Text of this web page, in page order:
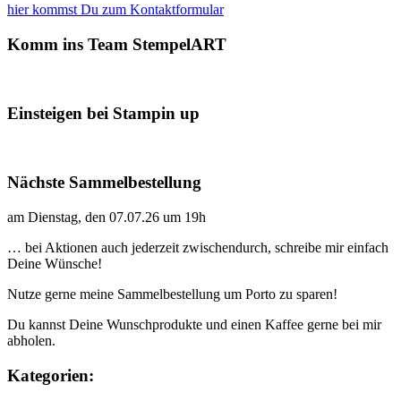
hier kommst Du zum Kontaktformular
Komm ins Team StempelART
Einsteigen bei Stampin up
Nächste Sammelbestellung
am Dienstag, den 07.07.26 um 19h
… bei Aktionen auch jederzeit zwischendurch, schreibe mir einfach
Deine Wünsche!
Nutze gerne meine Sammelbestellung um Porto zu sparen!
Du kannst Deine Wunschprodukte und einen Kaffee gerne bei mir
abholen.
Kategorien: